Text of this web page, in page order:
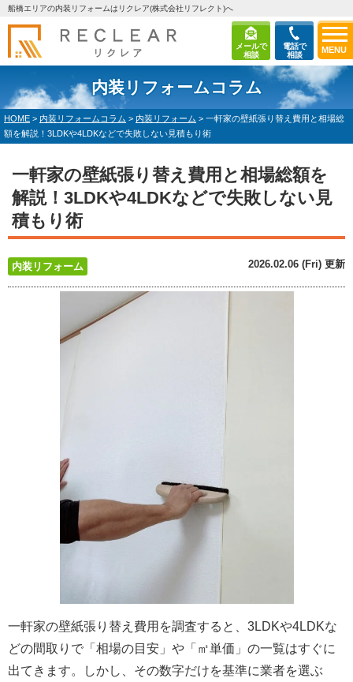
メールで
相談
電話で
相談
MENU
船橋エリアの内装リフォームはリクレア(株式会社リフレクト)へ
内装リフォームコラム
HOME > 内装リフォームコラム > 内装リフォーム > 一軒家の壁紙張り替え費用と相場総
額を解説！3LDKや4LDKなどで失敗しない見積もり術
一軒家の壁紙張り替え費用と相場総額を
解説！3LDKや4LDKなどで失敗しない見
積もり術
内装リフォーム 2026.02.06 (Fri) 更新
一軒家の壁紙張り替え費用を調査すると、3LDKや4LDKな
どの間取りで「相場の目安」や「㎡単価」の一覧はすぐに
出てきます。しかし、その数字だけを基準に業者を選ぶ